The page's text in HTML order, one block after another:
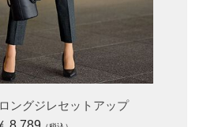
ングジレセットアップ